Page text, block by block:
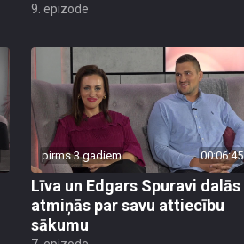
9. epizode
pirms 3 gadiem 00:06:45
Līva un Edgars Spuravi dalās
atmiņās par savu attiecību
sākumu